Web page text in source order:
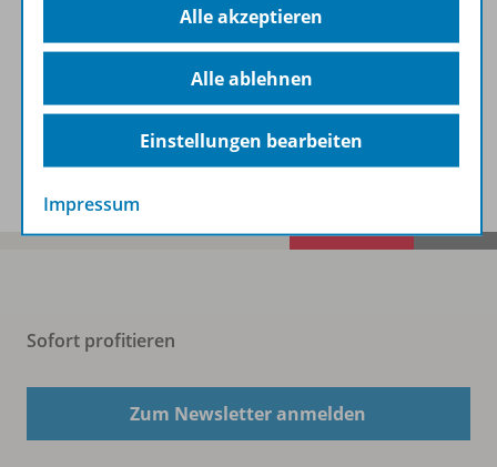
Spar-Pakete
Sofort profitieren
Zum Newsletter anmelden
Alle akzeptieren
Alle ablehnen
Einstellungen bearbeiten
Impressum